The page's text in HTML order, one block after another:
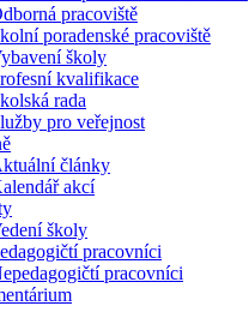
pracoviště
poradenské pracoviště
školy
kvalifikace
rada
pro veřejnost
články
akcí
školy
pracovníci
pracovníci